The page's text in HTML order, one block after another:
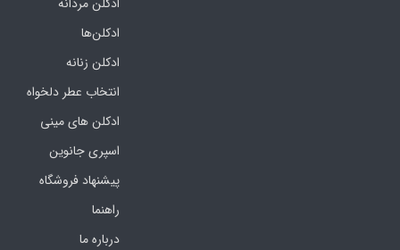
ادکلن‌ها
ادکلن زنانه
انتخاب عطر دلخواه
ادکلن های مینی
اسپری جانوین
پیشنهاد فروشگاه
راهنما
درباره ما